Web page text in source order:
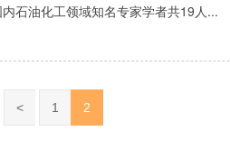
石油化工领域知名专家学者共19人...
< 1 2